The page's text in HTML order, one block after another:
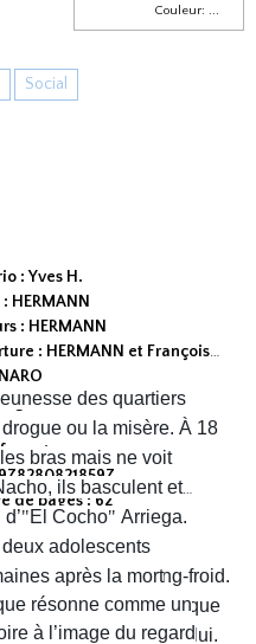
Couleur: ...
Social
: Yves H.
HERMANN
: HERMANN
: HERMANN et François
: avril 2026
:
de pages : 62
des quartiers
ou la misère. À 18
bras mais ne voit
ils basculent et
"El Cocho" Arriega.
adolescents
prisonniers de sang-froid.
proie à une peur panique
un déclic chez lui.
après la mort
résonne comme un
à l’image du regard